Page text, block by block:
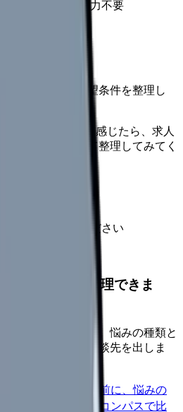
し
病院名は入力不要
談する
んへ。まずは希望条件を整理し
。
いのかな...」そう感じたら、求人
たい不安を分けて整理してみてく
報を確認してください
べきサインか整理できま
くても大丈夫です。悩みの種類と
見るべき記事と相談先を出しま
辞めるべきか迷う前に、悩みの
す。
給料コンパスで比